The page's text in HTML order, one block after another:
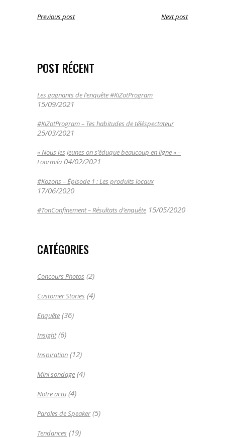
Previous post Next post
POST RÉCENT
Les gagnants de l’enquête #KiZotProgram
15/09/2021
#KiZotProgram – Tes habitudes de téléspectateur
25/03/2021
« Nous les jeunes on s’éduque beaucoup en ligne » –
Loormila 04/02/2021
#Kozons – Épisode 1 : Les produits locaux
17/06/2020
#TonConfinement – Résultats d’enquête 15/05/2020
CATÉGORIES
Concours Photos (2)
Customer Stories (4)
Enquête (36)
Insight(6)
Inspiration (12)
Mini sondage (4)
Notre actu (4)
Paroles de Speaker(5)
Tendances (19)